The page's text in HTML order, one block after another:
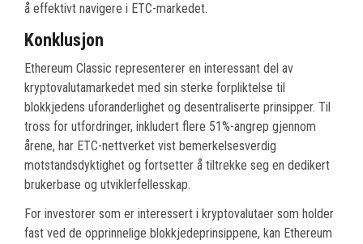
å effektivt navigere i ETC-markedet.
Konklusjon
Ethereum Classic representerer en interessant del av
kryptovalutamarkedet med sin sterke forpliktelse til
blokkjedens uforanderlighet og desentraliserte prinsipper. Til
tross for utfordringer, inkludert flere 51%-angrep gjennom
årene, har ETC-nettverket vist bemerkelsesverdig
motstandsdyktighet og fortsetter å tiltrekke seg en dedikert
brukerbase og utviklerfellesskap.
For investorer som er interessert i kryptovalutaer som holder
fast ved de opprinnelige blokkjedeprinsippene, kan Ethereum